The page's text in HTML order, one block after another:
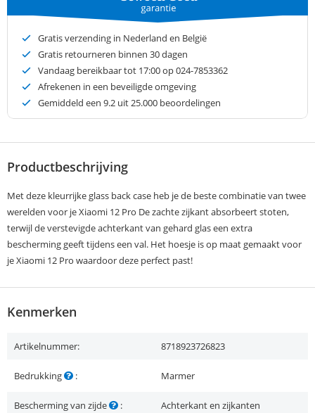
Gratis verzending in Nederland en België
Gratis retourneren binnen 30 dagen
Vandaag bereikbaar tot 17:00 op 024-7853362
Afrekenen in een beveiligde omgeving
Gemiddeld een 9.2 uit 25.000 beoordelingen
Productbeschrijving
Met deze kleurrijke glass back case heb je de beste combinatie van twee
werelden voor je Xiaomi 12 Pro De zachte zijkant absorbeert stoten,
terwijl de verstevigde achterkant van gehard glas een extra
bescherming geeft tijdens een val. Het hoesje is op maat gemaakt voor
je Xiaomi 12 Pro waardoor deze perfect past!
Kenmerken
Artikelnummer: 8718923726823
Bedrukking : Marmer
Bescherming van zijde : Achterkant en zijkanten